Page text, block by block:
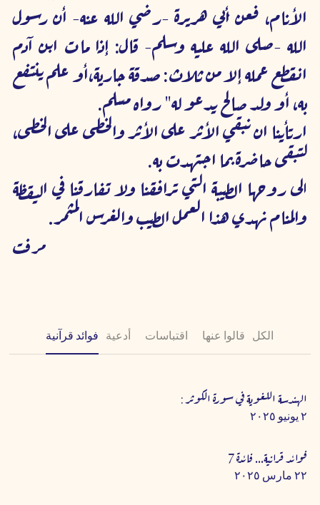
الأنام، فعن أبي هريرة -رضي الله عنه- أن رسول
به، أو ولد صالح يدعو له" رواه مسلم.
لتبقى حاضرة بما اجتهدت به.
ا
والمنام نهدي هذا العمل الطيب والغرس المثمر.
مرفت
الكل قالوا عنها اقتباسات أدعية فوائد قرآنية
الهندسة اللغوية في سورة الكوثر :
٢ يونيو ٢٠٢٥
فوائد قرانية... فائدة 7
٢٢ مارس ٢٠٢٥